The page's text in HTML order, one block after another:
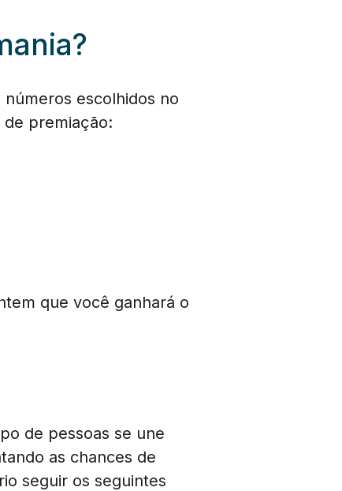
escolhidos no
premiação:
que você ganhará o
de pessoas se une
as chances de
seguir os seguintes